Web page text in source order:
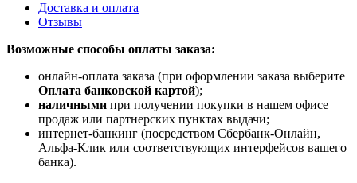
Доставка и оплата
Отзывы
Возможные способы оплаты заказа:
онлайн-оплата заказа (при оформлении заказа выберите
Оплата банковской картой);
наличными при получении покупки в нашем офисе
продаж или партнерских пунктах выдачи;
интернет-банкинг (посредством Сбербанк-Онлайн,
Альфа-Клик или соответствующих интерфейсов вашего
банка).